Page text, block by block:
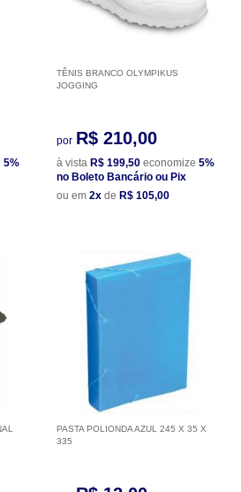
5%
TÊNIS BRANCO OLYMPIKUS
JOGGING
por R$ 210,00
à vista R$ 199,50 economize 5%
no Boleto Bancário ou Pix
ou em 2x de R$ 105,00
PASTA POLIONDA AZUL 245 X 35 X
335